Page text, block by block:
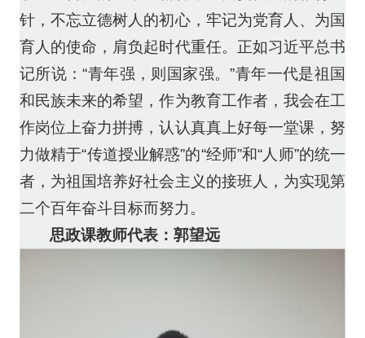
针，不忘立德树人的初心，牢记为党育人、为国
育人的使命，肩负起时代重任。正如习近平总书
记所说：“青年强，则国家强。”青年一代是祖国
和民族未来的希望，作为教育工作者，我会在工
作岗位上奋力拼搏，认认真真上好每一堂课，努
力做精于“传道授业解惑”的“经师”和“人师”的统一
者，为祖国培养好社会主义的接班人，为实现第
二个百年奋斗目标而努力。
思政课教师代表：郭望远